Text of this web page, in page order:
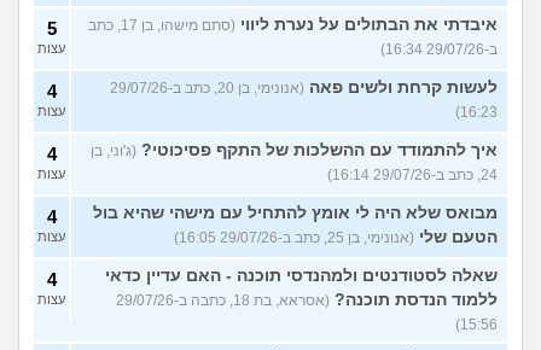
איבדתי את הבתולים על נערת ליווי
(סתם מישהו, בן 17, כתב
ב-29/07/26 16:34)
5
עצות
לעשות קרחת ולשים פאה
(אנונימי, בן 20, כתב ב-29/07/26
16:23)
4
עצות
איך להתמודד עם ההשלכות של התקף פסיכוטי? (ג'וני, בן
24, כתב ב-29/07/26 16:14)
4
עצות
מבואס שלא היה לי אומץ להתחיל עם מישהי שהיא בול
הטעם שלי (אנונימי, בן 25, כתב ב-29/07/26 16:05)
4
עצות
שאלה לסטודנטים ולמהנדסי תוכנה - האם עדיין כדאי
ללמוד הנדסת תוכנה?
(אסראא, בת 18, כתבה ב-29/07/26
15:56)
4
עצות